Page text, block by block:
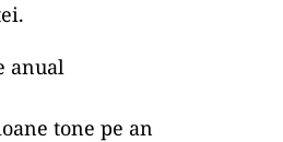
anual
tone pe an